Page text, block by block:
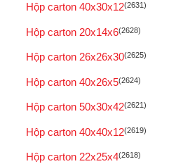
Hộp carton 40x30x12(2631)
Hộp carton 20x14x6(2628)
Hộp carton 26x26x30(2625)
Hộp carton 40x26x5(2624)
Hộp carton 50x30x42(2621)
Hộp carton 40x40x12(2619)
Hộp carton 22x25x4(2618)